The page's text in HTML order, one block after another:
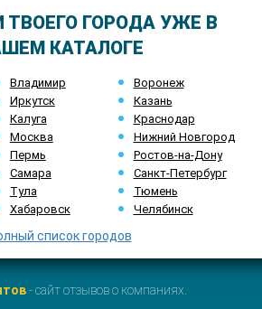
ГОРОДА УЖЕ В
КАТАЛОГЕ
Владимир
Воронеж
Иркутск
Казань
Калуга
Краснодар
Москва
Нижний Новгород
Пермь
Ростов-на-Дону
Самара
Санкт-Петербург
Тула
Тюмень
Хабаровск Челябинск
список городов
- сайт отзывов о компаниях.